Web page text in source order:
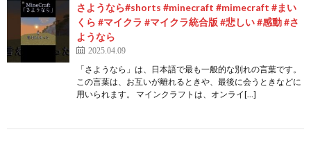
さようなら#shorts #minecraft #mimecraft #まい
くら #マイクラ #マイクラ統合版 #悲しい #感動 #さ
ようなら
2025.04.09
「さようなら」は、日本語で最も一般的な別れの言葉です。
この言葉は、お互いが離れるときや、最後に会うときなどに
用いられます。 マインクラフトは、オンライ[…]